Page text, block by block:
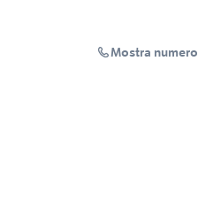
Mostra numero